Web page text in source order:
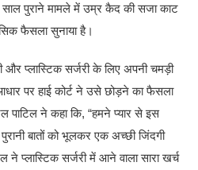
साल पुराने मामले में उम्र कैद की सजा काट
फैसला सुनाया है।
और प्लास्टिक सर्जरी के लिए अपनी चमड़ी
पर हाई कोर्ट ने उसे छोड़ने का फैसला
पाटिल ने कहा कि, “हमने प्यार से इस
बातों को भूलकर एक अच्छी जिंदगी
ने प्लास्टिक सर्जरी में आने वाला सारा खर्च